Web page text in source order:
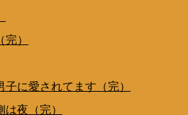
）
子に愛されてます（完）
夜（完）